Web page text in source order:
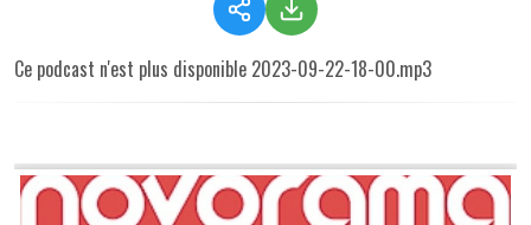
Ce podcast n'est plus disponible 2023-09-22-18-00.mp3